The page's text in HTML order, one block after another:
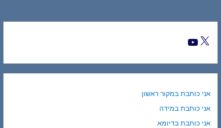
אני כותבת במקור ראשון
אני כותבת במידה
אני כותבת בדיומא